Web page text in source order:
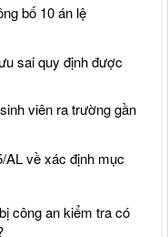
bố 10 án lệ
sai quy định được
viên ra trường gần
AL về xác định mục
công an kiểm tra có